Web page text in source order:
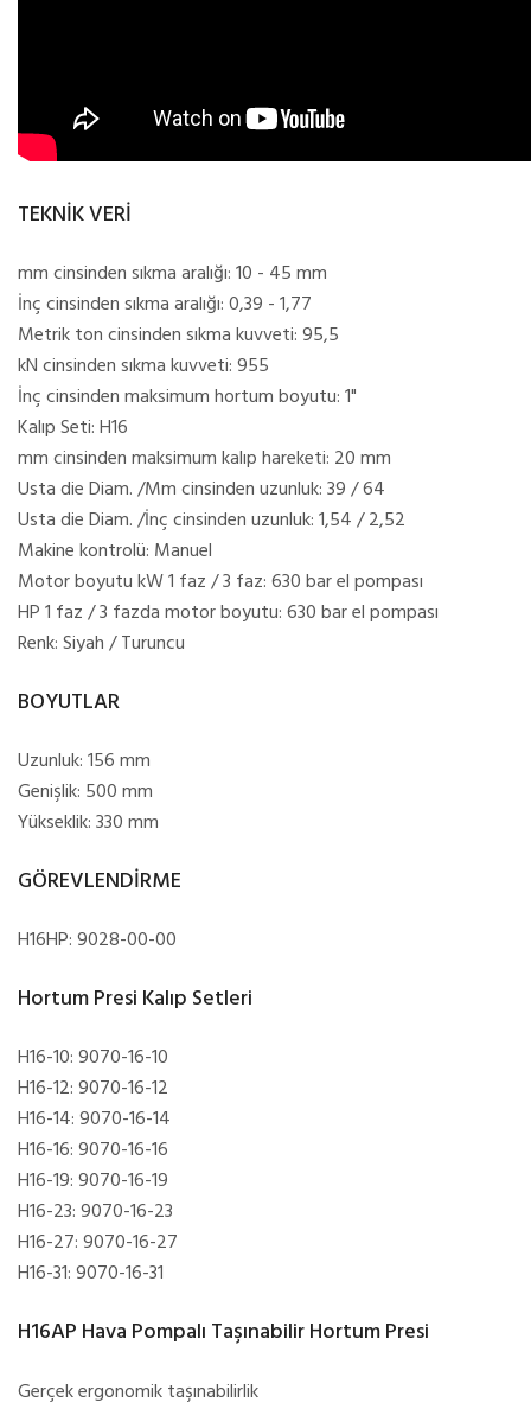
TEKNİK VERİ
mm cinsinden sıkma aralığı: 10 - 45 mm
İnç cinsinden sıkma aralığı: 0,39 - 1,77
Metrik ton cinsinden sıkma kuvveti: 95,5
kN cinsinden sıkma kuvveti: 955
İnç cinsinden maksimum hortum boyutu: 1"
Kalıp Seti: H16
mm cinsinden maksimum kalıp hareketi: 20 mm
Usta die Diam. /Mm cinsinden uzunluk: 39 / 64
Usta die Diam. /İnç cinsinden uzunluk: 1,54 / 2,52
Makine kontrolü: Manuel
Motor boyutu kW 1 faz / 3 faz: 630 bar el pompası
HP 1 faz / 3 fazda motor boyutu: 630 bar el pompası
Renk: Siyah / Turuncu
BOYUTLAR
Uzunluk: 156 mm
Genişlik: 500 mm
Yükseklik: 330 mm
GÖREVLENDİRME
H16HP: 9028-00-00
Hortum Presi Kalıp Setleri
H16-10: 9070-16-10
H16-12: 9070-16-12
H16-14: 9070-16-14
H16-16: 9070-16-16
H16-19: 9070-16-19
H16-23: 9070-16-23
H16-27: 9070-16-27
H16-31: 9070-16-31
H16AP Hava Pompalı Taşınabilir Hortum Presi
Gerçek ergonomik taşınabilirlik